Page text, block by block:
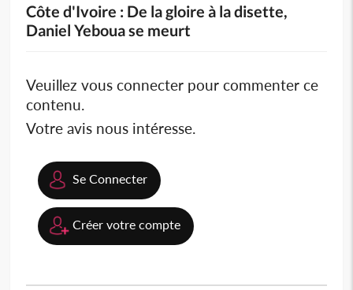
Côte d'Ivoire : De la gloire à la disette,
Daniel Yeboua se meurt
Veuillez vous connecter pour commenter ce
contenu.
Votre avis nous intéresse.
Se Connecter
Créer votre compte